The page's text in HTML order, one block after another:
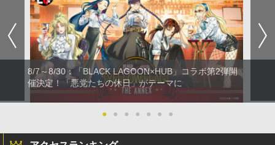
8/7～8/30：「BLACK LAGOON×HUB」コラボ第2弾開
催決定！「悪党たちの休日」がテーマに
● ● ● ● ● ● ●